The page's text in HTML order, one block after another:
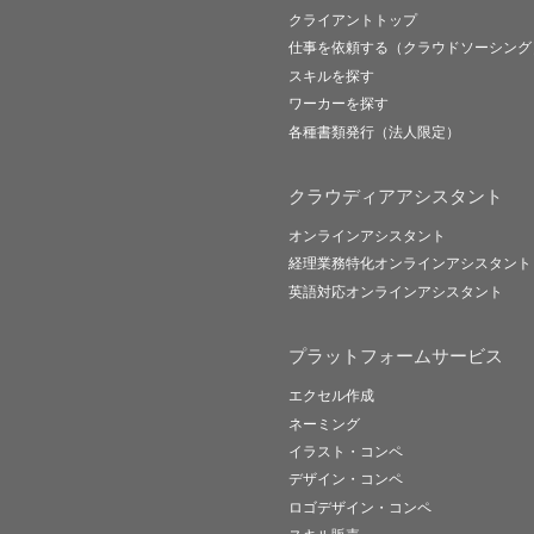
クライアントトップ
仕事を依頼する（クラウドソーシング
スキルを探す
ワーカーを探す
各種書類発行（法人限定）
クラウディアアシスタント
オンラインアシスタント
経理業務特化オンラインアシスタント
英語対応オンラインアシスタント
プラットフォームサービス
エクセル作成
ネーミング
イラスト・コンペ
デザイン・コンペ
ロゴデザイン・コンペ